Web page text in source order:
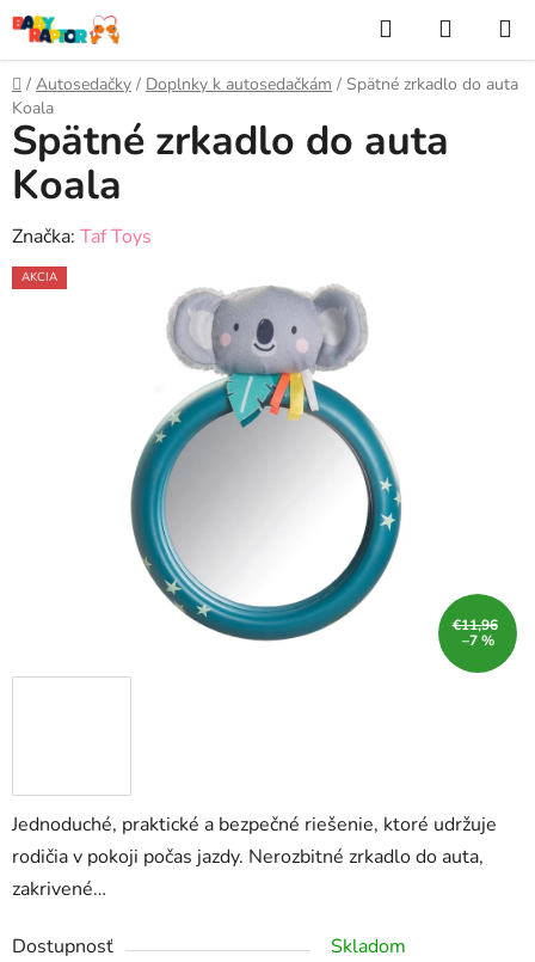
Prejsť
na
obsah
Hľadať
KOŠÍK
Domov
/ Autosedačky / Doplnky k autosedačkám / Spätné zrkadlo do auta
Koala
Jednoduché, praktické a bezpečné riešenie, ktoré udržuje
rodičia v pokoji počas jazdy. Nerozbitné zrkadlo do auta,
zakrivené…
Dostupnosť
Skladom
Spätné zrkadlo do auta
Koala
Značka: Taf Toys
AKCIA
€11,96
–7 %